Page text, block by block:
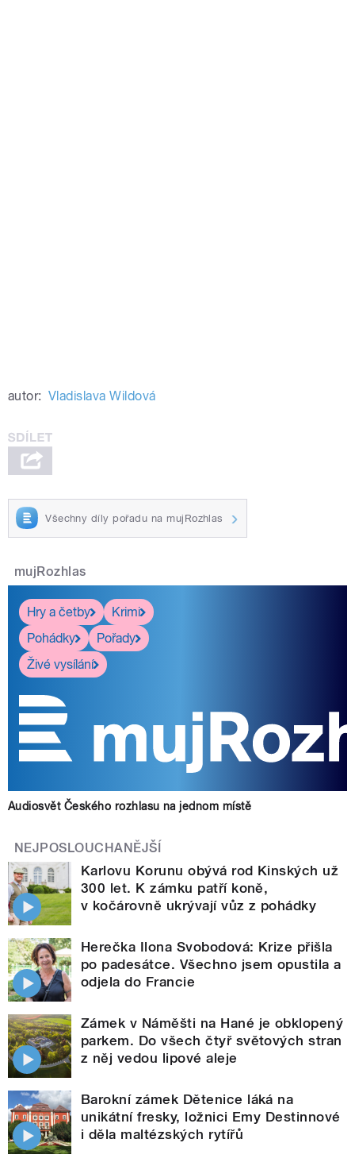
autor: Vladislava Wildová
Všechny díly pořadu na mujRozhlas
mujRozhlas
Hry a četby
Krimi
Pohádky
Pořady
Živé vysílání
Audiosvět Českého rozhlasu na jednom místě
NEJPOSLOUCHANĚJŠÍ
Karlovu Korunu obývá rod Kinských už
300 let. K zámku patří koně,
v kočárovně ukrývají vůz z pohádky
Herečka Ilona Svobodová: Krize přišla
po padesátce. Všechno jsem opustila a
odjela do Francie
Zámek v Náměšti na Hané je obklopený
parkem. Do všech čtyř světových stran
z něj vedou lipové aleje
Barokní zámek Dětenice láká na
unikátní fresky, ložnici Emy Destinnové
i děla maltézských rytířů